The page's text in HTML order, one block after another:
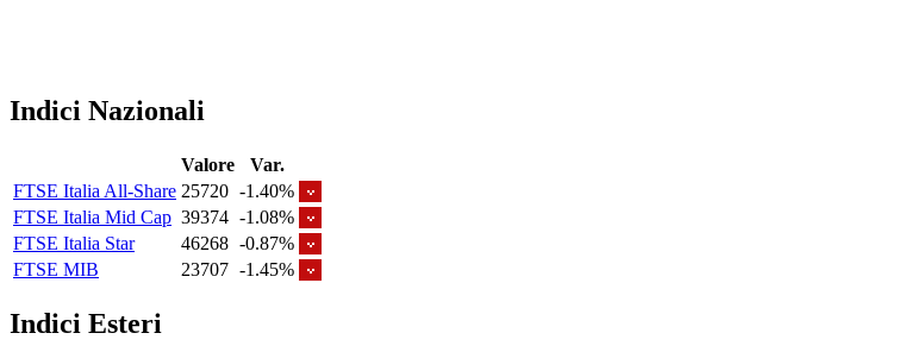
Indici Nazionali
Valore
Var.
FTSE Italia All-Share 25720 -1.40%
FTSE Italia Mid Cap 39374 -1.08%
FTSE Italia Star
46268 -0.87%
FTSE MIB
23707 -1.45%
Indici Esteri